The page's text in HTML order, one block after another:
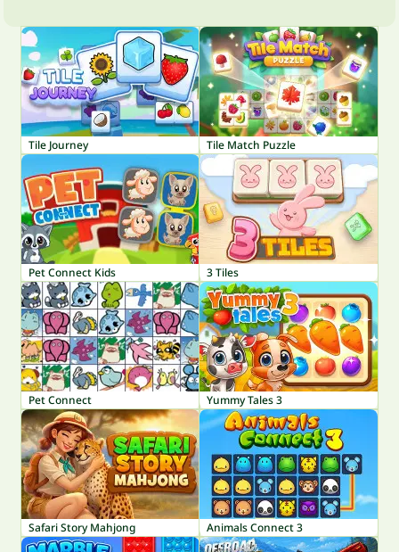
Tile Journey Tile Match Puzzle
Pet Connect Kids 3 Tiles
Pet Connect Yummy Tales 3
Safari Story Mahjong Animals Connect 3